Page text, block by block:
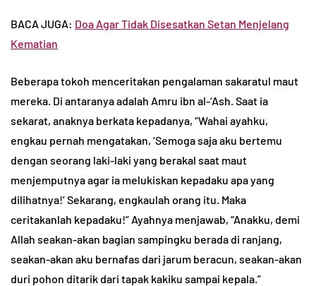
BACA JUGA: Doa Agar Tidak Disesatkan Setan Menjelang
Kematian
Beberapa tokoh menceritakan pengalaman sakaratul maut
mereka. Di antaranya adalah Amru ibn al-‘Ash. Saat ia
sekarat, anaknya berkata kepadanya, “Wahai ayahku,
engkau pernah mengatakan, ‘Semoga saja aku bertemu
dengan seorang laki-laki yang berakal saat maut
menjemputnya agar ia melukiskan kepadaku apa yang
dilihatnya!’ Sekarang, engkaulah orang itu. Maka
ceritakanlah kepadaku!” Ayahnya menjawab, “Anakku, demi
Allah seakan-akan bagian sampingku berada di ranjang,
seakan-akan aku bernafas dari jarum beracun, seakan-akan
duri pohon ditarik dari tapak kakiku sampai kepala.”